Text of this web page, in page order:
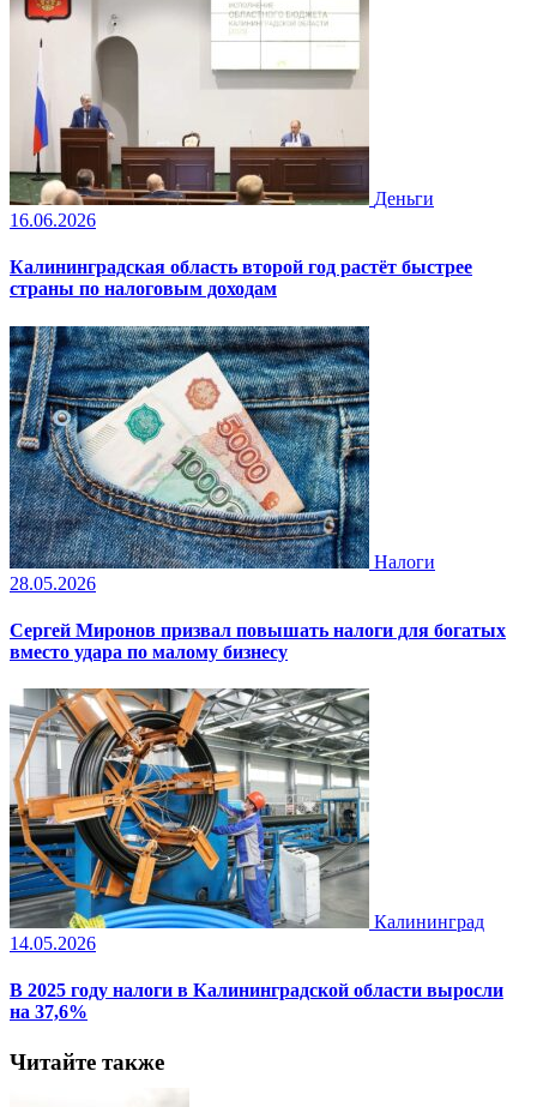
Деньги
16.06.2026
Калининградская область второй год растёт быстрее
страны по налоговым доходам
Налоги
28.05.2026
Сергей Миронов призвал повышать налоги для богатых
вместо удара по малому бизнесу
Калининград
14.05.2026
В 2025 году налоги в Калининградской области выросли
на 37,6%
Читайте также